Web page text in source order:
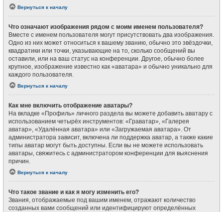
Вернуться к началу
Что означают изображения рядом с моим именем пользователя?
Вместе с именем пользователя могут присутствовать два изображения.
Одно из них может относиться к вашему званию, обычно это звёздочки,
квадратики или точки, указывающие на то, сколько сообщений вы
оставили, или на ваш статус на конференции. Другое, обычно более
крупное, изображение известно как «аватара» и обычно уникально для
каждого пользователя.
Вернуться к началу
Как мне включить отображение аватары?
На вкладке «Профиль» личного раздела вы можете добавить аватару с
использованием четырёх инструментов: «Граватар», «Галерея
аватар», «Удалённая аватара» или «Загружаемая аватара». От
администратора зависит, включена ли поддержка аватар, а также какие
типы аватар могут быть доступны. Если вы не можете использовать
аватары, свяжитесь с администратором конференции для выяснения
причин.
Вернуться к началу
Что такое звание и как я могу изменить его?
Звания, отображаемые под вашим именем, отражают количество
созданных вами сообщений или идентифицируют определённых